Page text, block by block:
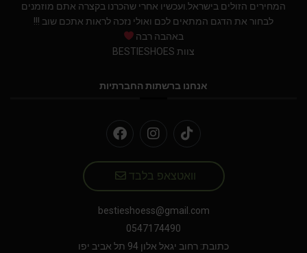
המחירים הזולים בישראל.ועכשיו אחרי שהכרנו בקצרה אתם מוזמנים
לבחור את הדגם המתאים לכם ואולי נזכה לראות אתכם שוב !!!
באהבה רבה
צוות BESTIESHOES
אנחנו ברשתות החברתיות
וואטצאפ בלבד
bestieshoess@gmail.com
0547174490
כתובת: רחוב יגאל אלון 94 תל אביב יפו